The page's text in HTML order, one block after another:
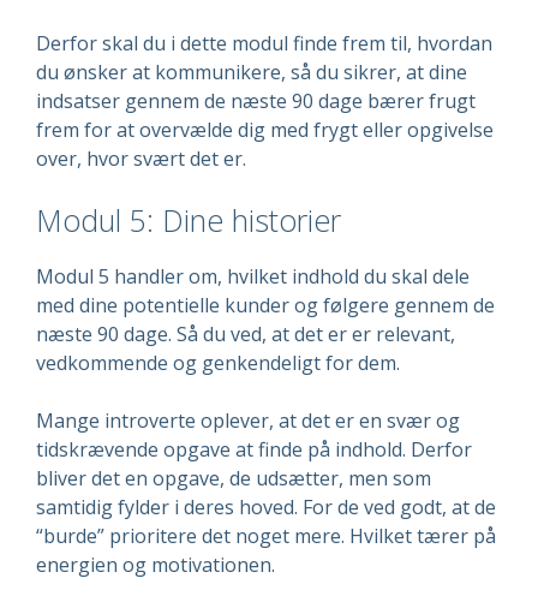
Derfor skal du i dette modul finde frem til, hvordan
du ønsker at kommunikere, så du sikrer, at dine
indsatser gennem de næste 90 dage bærer frugt
frem for at overvælde dig med frygt eller opgivelse
over, hvor svært det er.
Modul 5: Dine historier
Modul 5 handler om, hvilket indhold du skal dele
med dine potentielle kunder og følgere gennem de
næste 90 dage. Så du ved, at det er er relevant,
vedkommende og genkendeligt for dem.
Mange introverte oplever, at det er en svær og
tidskrævende opgave at finde på indhold. Derfor
bliver det en opgave, de udsætter, men som
samtidig fylder i deres hoved. For de ved godt, at de
“burde” prioritere det noget mere. Hvilket tærer på
energien og motivationen.